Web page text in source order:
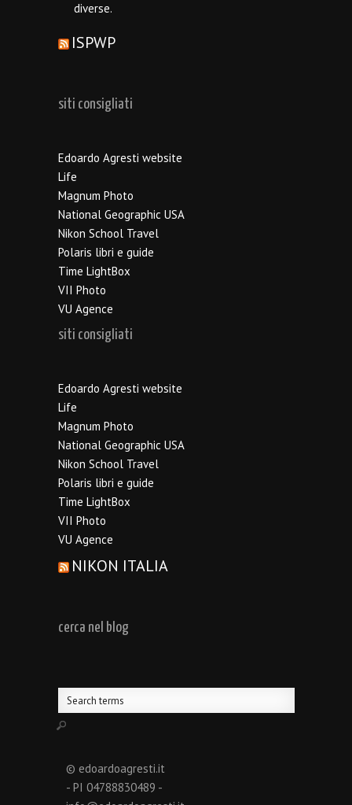
diverse.
ISPWP
siti consigliati
Edoardo Agresti website
Life
Magnum Photo
National Geographic USA
Nikon School Travel
Polaris libri e guide
Time LightBox
VII Photo
VU Agence
siti consigliati
Edoardo Agresti website
Life
Magnum Photo
National Geographic USA
Nikon School Travel
Polaris libri e guide
Time LightBox
VII Photo
VU Agence
NIKON ITALIA
cerca nel blog
© edoardoagresti.it
- PI 04788830489 -